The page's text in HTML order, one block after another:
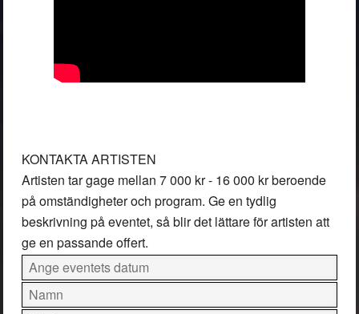
KONTAKTA ARTISTEN
Artisten tar gage mellan 7 000 kr - 16 000 krberoende
på omständigheter och program. Ge en tydlig
beskrivning på eventet, så blir det lättare för artisten att
ge en passande offert.